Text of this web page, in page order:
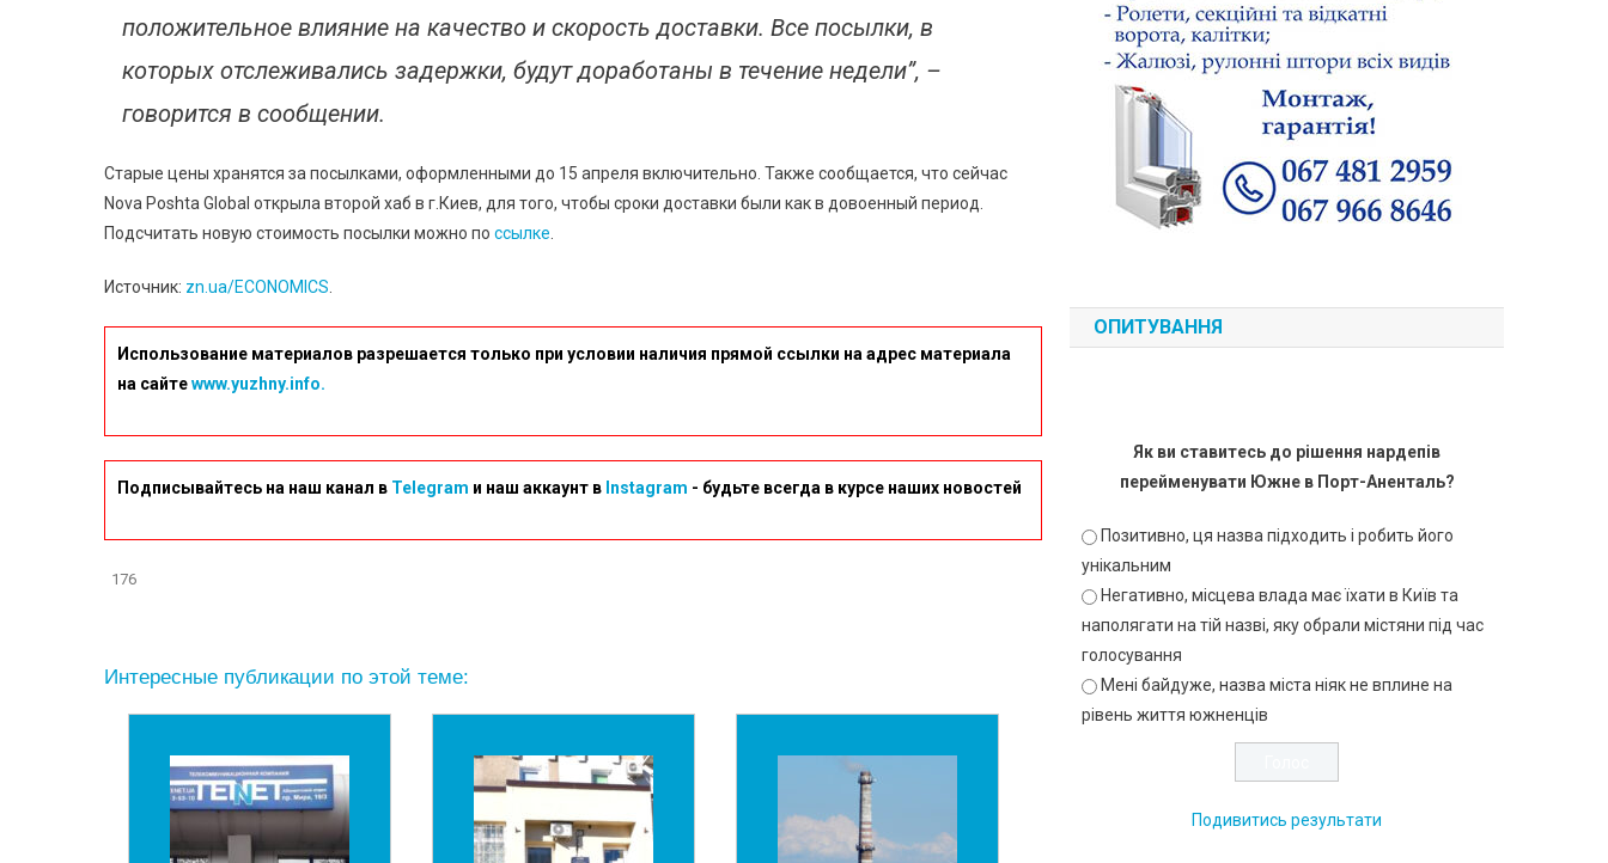
положительное влияние на качество и скорость доставки. Все посылки, в
которых отслеживались задержки, будут доработаны в течение недели”, –
говорится в сообщении.
Старые цены хранятся за посылками, оформленными до 15 апреля включительно. Также сообщается, что сейчас
Nova Poshta Global открыла второй хаб в г.Киев, для того, чтобы сроки доставки были как в довоенный период.
Подсчитать новую стоимость посылки можно по ссылке
Источник: zn.ua/ECONOMICS
Использование материалов разрешается только при условии наличия прямой ссылки на адрес материала
на сайтеwww.yuzhny.info.
Подписывайтесь на наш канал в Telegram и наш аккаунт в Instagram - будьте всегда в курсе наших новостей
176
Интересные публикации по этой теме:
ОПИТУВАННЯ
Як ви ставитесь до рішення нардепів
перейменувати Южне в Порт-Аненталь?
Позитивно, ця назва підходить і робить його
унікальним
Негативно, місцева влада має їхати в Київ та
наполягати на тій назві, яку обрали містяни під час
голосування
Мені байдуже, назва міста ніяк не вплине на
рівень життя южненців
Подивитись результати